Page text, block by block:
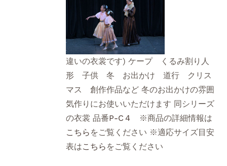
違いの衣裳です) ケープ くるみ割り人
形 子供 冬 お出かけ 道行 クリス
マス 創作作品など 冬のお出かけの雰囲
気作りにお使いいただけます 同シリーズ
の衣裳 品番P-C４
※商品の詳細情報は
こちら をご覧ください ※適応サイズ目安
表はこちら をご覧ください